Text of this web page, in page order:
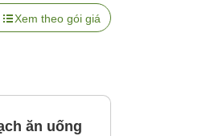
Xem theo gói giá
ăn uống